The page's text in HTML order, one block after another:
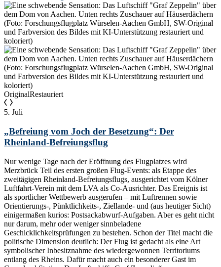
OriginalRestauriert
5. Juli
„Befreiung vom Joch der Besetzung“: Der
Rheinland-Befreiungsflug
Nur wenige Tage nach der Eröffnung des Flugplatzes wird
Merzbrück Teil des ersten großen Flug-Events: als Etappe des
zweitägigen Rheinland-Befreiungsflugs, ausgerichtet vom Kölner
Luftfahrt-Verein mit dem LVA als Co-Ausrichter. Das Ereignis ist
als sportlicher Wettbewerb ausgerufen – mit Luftrennen sowie
Orientierungs-, Pünktlichkeits-, Ziellande- und (aus heutiger Sicht)
einigermaßen kurios: Postsackabwurf-Aufgaben. Aber es geht nicht
nur darum, mehr oder weniger sinnbeladene
Geschicklichkeitsprüfungen zu bestehen. Schon der Titel macht die
politische Dimension deutlich: Der Flug ist gedacht als eine Art
symbolischer Inbesitznahme des wiedergewonnen Territoriums
entlang des Rheins. Dafür macht auch ein besonderer Gast im